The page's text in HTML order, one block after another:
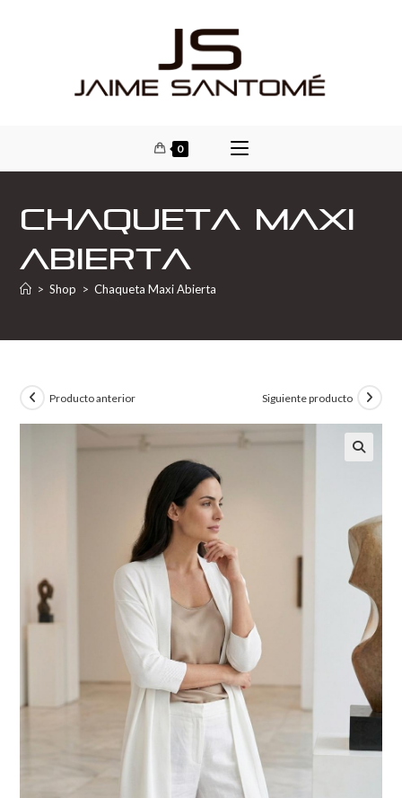
0
Chaqueta Maxi
Abierta
> Shop > Chaqueta Maxi Abierta
Producto anterior Siguiente producto